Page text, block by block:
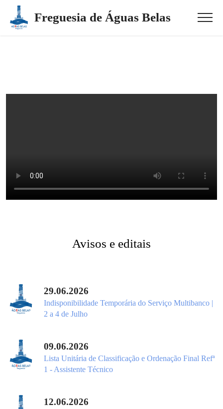
Freguesia de Águas Belas
Avisos e editais
29.06.2026
Indisponibilidade Temporária do Serviço Multibanco |
2 a 4 de Julho
09.06.2026
Lista Unitária de Classificação e Ordenação Final Refª
1 - Assistente Técnico
12.06.2026